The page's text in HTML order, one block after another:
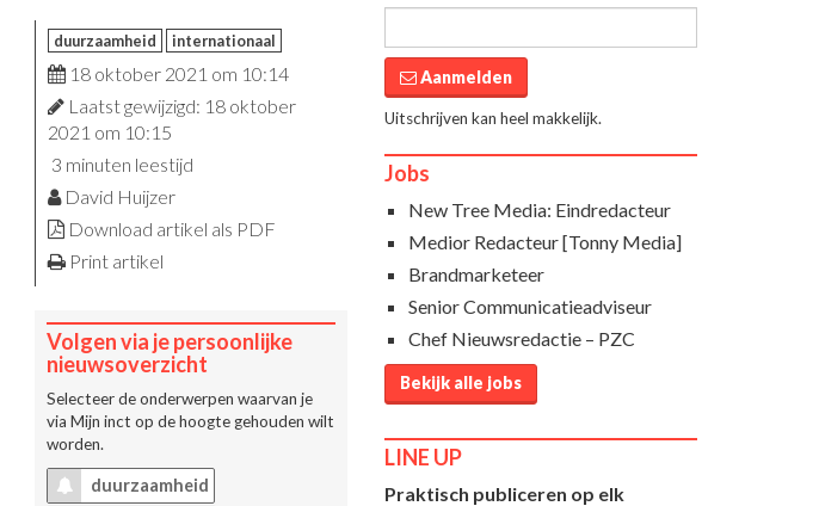
duurzaamheid internationaal
18 oktober 2021 om 10:14
Laatst gewijzigd: 18 oktober
2021 om 10:15
3 minuten leestijd
David Huijzer
Download artikel als PDF
Print artikel
Volgen via je persoonlijke
nieuwsoverzicht
Selecteer de onderwerpen waarvan je
via Mijn inct op de hoogte gehouden wilt
worden.
duurzaamheid
Aanmelden
Uitschrijven kan heel makkelijk.
Jobs
New Tree Media: Eindredacteur
Medior Redacteur [Tonny Media]
Brandmarketeer
Senior Communicatieadviseur
Chef Nieuwsredactie – PZC
Bekijk alle jobs
LINE UP
Praktisch publiceren op elk